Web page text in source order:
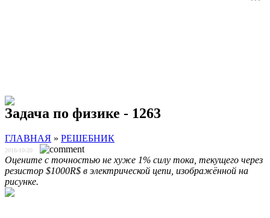
Задача по физике - 1263
ГЛАВНАЯ » РЕШЕБНИК
2016-10-20
Оцените с точностью не хуже 1% силу тока, текущего через
резистор $1000R$ в электрической цепи, изображённой на
рисунке.